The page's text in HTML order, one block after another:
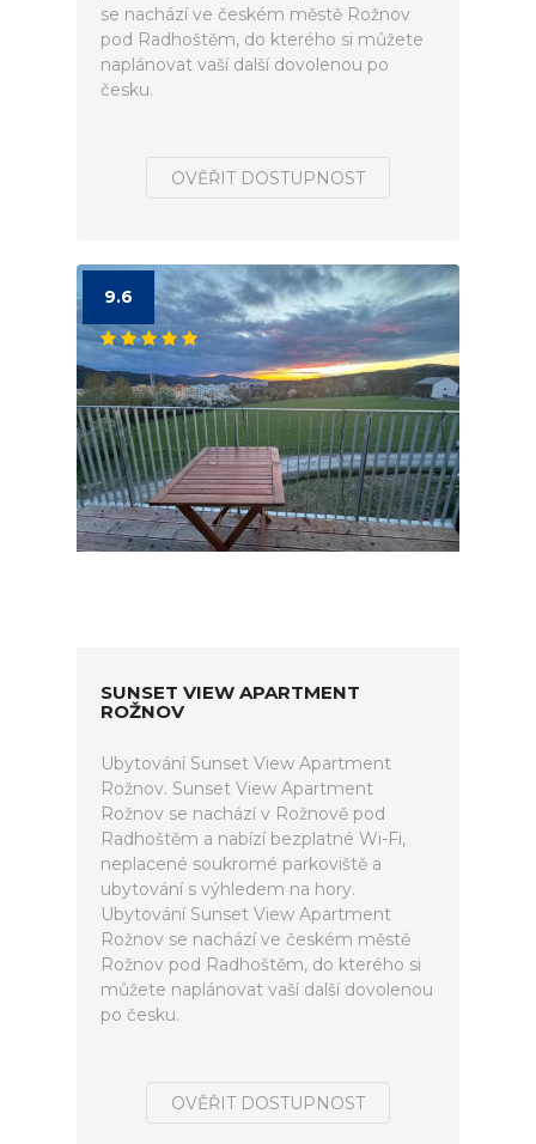
se nachází ve českém městě Rožnov
pod Radhoštěm, do kterého si můžete
naplánovat vaší další dovolenou po
česku.
OVĚŘIT DOSTUPNOST
9.6
SUNSET VIEW APARTMENT
ROŽNOV
Ubytování Sunset View Apartment
Rožnov. Sunset View Apartment
Rožnov se nachází v Rožnově pod
Radhoštěm a nabízí bezplatné Wi-Fi,
neplacené soukromé parkoviště a
ubytování s výhledem na hory.
Ubytování Sunset View Apartment
Rožnov se nachází ve českém městě
Rožnov pod Radhoštěm, do kterého si
můžete naplánovat vaší další dovolenou
po česku.
OVĚŘIT DOSTUPNOST